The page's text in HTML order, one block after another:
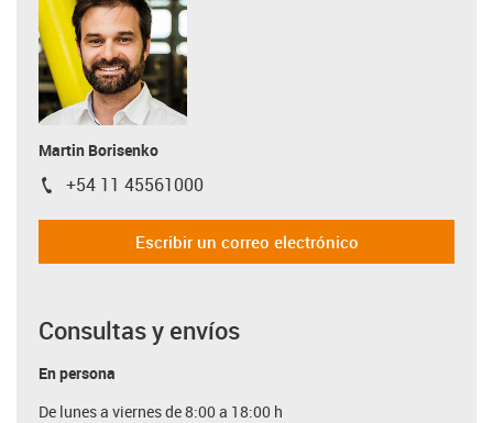
Martin Borisenko
igus-icon-phone
+54 11 45561000
Escribir un correo electrónico
Consultas y envíos
En persona
De lunes a viernes de 8:00 a 18:00 h